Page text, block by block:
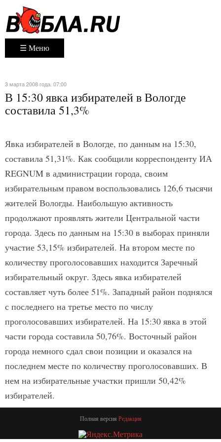
☰ Меню
3 марта 2008 года. 07:00
В 15:30 явка избирателей в Вологде
составила 51,3%
Явка избирателей в Вологде, по данным на 15:30,
составила 51,31%. Как сообщили корреспонденту ИА
REGNUM в администрации города, своим
избирательным правом воспользовались 126,6 тысячи
жителей Вологды. Наибольшую активность
продолжают проявлять жители Центральной части
города. Здесь по данным на 15:30 в выборах приняли
участие 53,15% избирателей. На втором месте по
количеству проголосовавших находится Заречный
избирательный округ. Здесь явка избирателей
составляет чуть более 51%. Западный район поднялся
с последнего на третье место по числу
проголосовавших избирателей. На 15:30 явка в этой
части города составила 50,76%. Восточный район
города немного сдал свои позиции и оказался на
последнем месте по количеству проголосовавших. В
нем на избирательные участки пришли 50,42%
избирателей.
Полная версия Редакция